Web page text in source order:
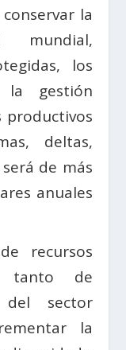
la
mundial,
los
la gestión
productivos
deltas,
de más
anuales
recursos
tanto de
sector
la